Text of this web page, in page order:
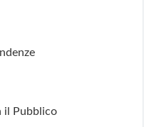
il Pubblico